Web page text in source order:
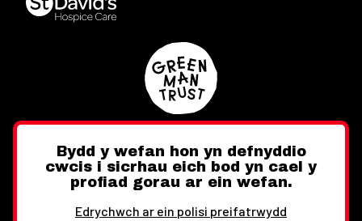
Twitter FacebookInstagram
Bydd y wefan hon yn defnyddio
cwcis i sicrhau eich bod yn cael y
profiad gorau ar ein wefan.
Edrychwch ar ein polisi preifatrwydd